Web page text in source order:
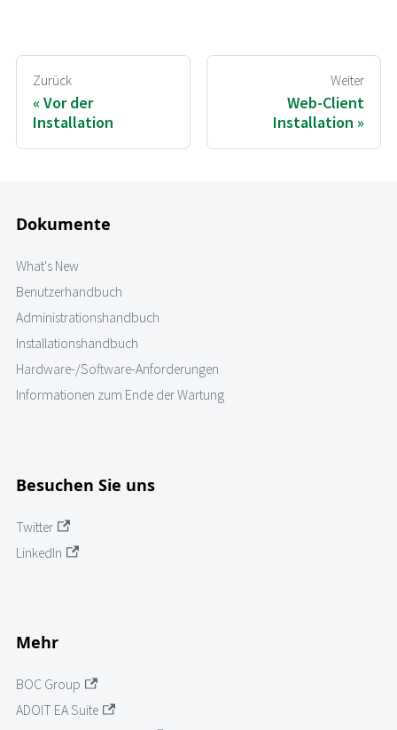
Zurück
Vor der
Installation
Weiter
Web-Client
Installation
Dokumente
What's New
Benutzerhandbuch
Administrationshandbuch
Installationshandbuch
Hardware-/Software-Anforderungen
Informationen zum Ende der Wartung
Besuchen Sie uns
Twitter
LinkedIn
Mehr
BOC Group
ADOIT EA Suite